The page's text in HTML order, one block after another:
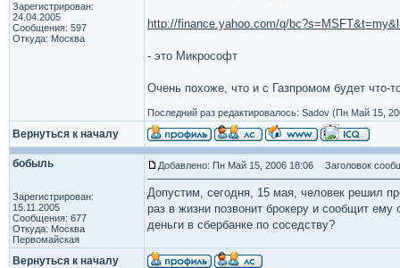
Зарегистрирован:
24.04.2005
Сообщения: 597
Откуда: Москва
http://finance.yahoo.com/q/
- это Микрософт
Очень похоже, что и с Газпромом будет что-
Последний раз редактировалось: Sadov (Пн Май 15,
Вернуться к началу
бобыль
Зарегистрирован:
15.11.2005
Сообщения: 677
Откуда: Москва
Первомайская
Добавлено: Пн Май 15, 2006 18:06 Заголовок
Допустим, сегодня, 15 мая, человек решил
раз в жизни позвонит брокеру и сообщит
деньги в сбербанке по соседству?
Вернуться к началу